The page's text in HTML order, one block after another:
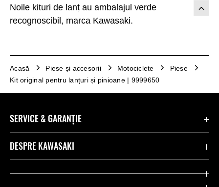
Noile kituri de lanț au ambalajul verde
recognoscibil, marca Kawasaki.
Acasă Piese și accesorii Motociclete
Piese
Kit original pentru lanțuri și pinioane | 9999650
SERVICE & GARANȚIE
Contactează-ne
DESPRE KAWASAKI
Companie